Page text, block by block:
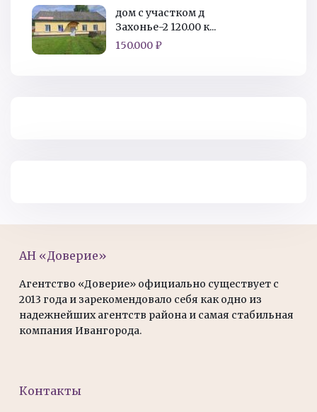
дом с участком д
Захонье-2 120.00 к...
150.000 ₽
АН «Доверие»
Агентство «Доверие» официально существует с
2013 года и зарекомендовало себя как одно из
надежнейших агентств района и самая стабильная
компания Ивангорода.
Контакты